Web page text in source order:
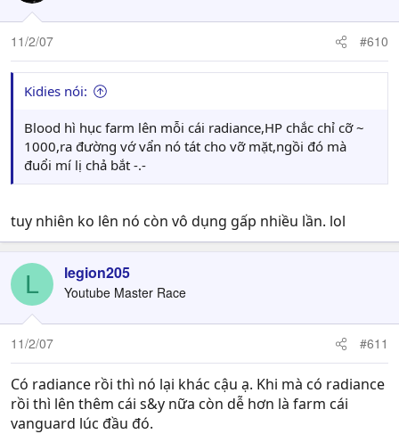
11/2/07 #610
Kidies nói:
Blood hì hục farm lên mỗi cái radiance,HP chắc chỉ cỡ ~
1000,ra đường vớ vẩn nó tát cho vỡ mặt,ngồi đó mà
đuổi mí lị chả bắt -.-
tuy nhiên ko lên nó còn vô dụng gấp nhiều lần. lol
L legion205
Youtube Master Race
11/2/07 #611
Có radiance rồi thì nó lại khác cậu ạ. Khi mà có radiance
rồi thì lên thêm cái s&y nữa còn dễ hơn là farm cái
vanguard lúc đầu đó.